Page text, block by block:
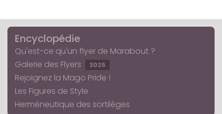
Encyclopédie
Qu'est-ce qu'un flyer de Marabout ?
Galerie des Flyers
3025
Rejoignez la Mago Pride !
Les Figures de Style
Herméneutique des sortilèges